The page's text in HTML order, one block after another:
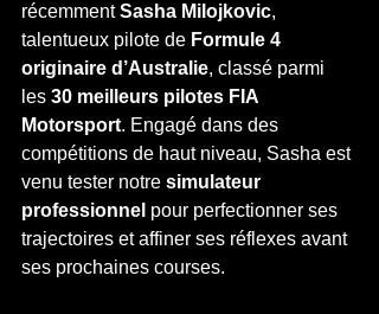
récemment Sasha Milojkovic,
talentueux pilote de Formule 4
originaire d’Australie, classé parmi
les 30 meilleurs pilotes FIA
Motorsport. Engagé dans des
compétitions de haut niveau, Sasha est
venu tester notre simulateur
professionnel pour perfectionner ses
trajectoires et affiner ses réflexes avant
ses prochaines courses.